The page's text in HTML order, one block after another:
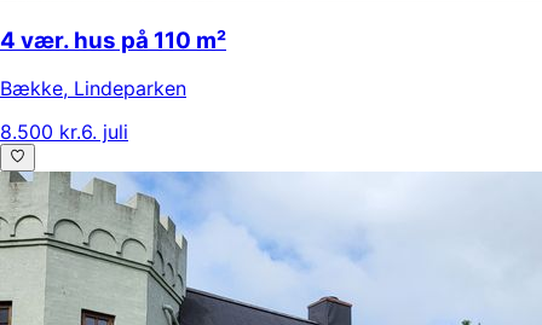
4 vær. hus på 110 m²
Bække, Lindeparken
8.500 kr.6. juli